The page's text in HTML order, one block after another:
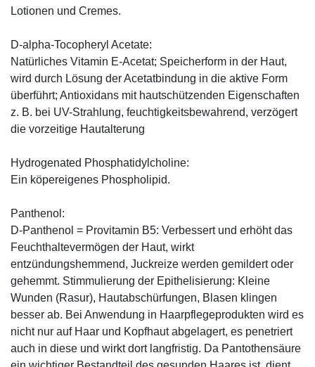
Lotionen und Cremes.
D-alpha-Tocopheryl Acetate:
Natürliches Vitamin E-Acetat; Speicherform in der Haut,
wird durch Lösung der Acetatbindung in die aktive Form
überführt; Antioxidans mit hautschützenden Eigenschaften
z. B. bei UV-Strahlung, feuchtigkeitsbewahrend, verzögert
die vorzeitige Hautalterung
Hydrogenated Phosphatidylcholine:
Ein köpereigenes Phospholipid.
Panthenol:
D-Panthenol = Provitamin B5: Verbessert und erhöht das
Feuchthaltevermögen der Haut, wirkt
entzündungshemmend, Juckreize werden gemildert oder
gehemmt. Stimmulierung der Epithelisierung: Kleine
Wunden (Rasur), Hautabschürfungen, Blasen klingen
besser ab. Bei Anwendung in Haarpflegeprodukten wird es
nicht nur auf Haar und Kopfhaut abgelagert, es penetriert
auch in diese und wirkt dort langfristig. Da Pantothensäure